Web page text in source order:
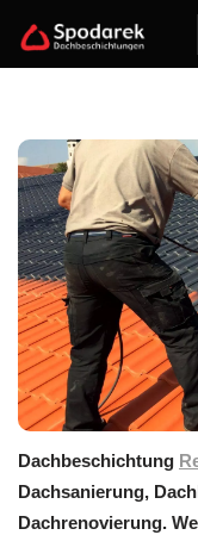
Zum
Dachbeschichtung
Dachsanierung,
Dachrenovierung.